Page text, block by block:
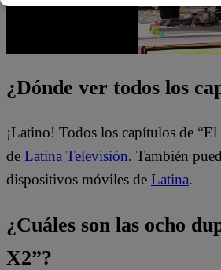
¿Dónde ver todos los
¡Latino! Todos los capítulos de
de Latina Televisión. También
dispositivos móviles de Latina.
¿Cuáles son las ocho
X2”?